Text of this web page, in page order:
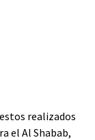
realizados
el Al Shabab,